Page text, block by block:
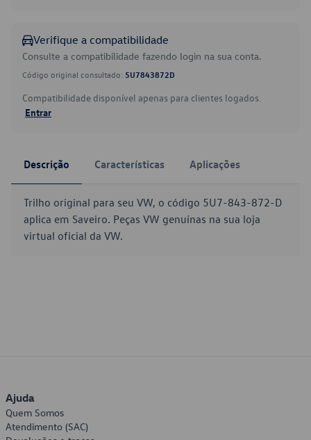
Verifique a compatibilidade
Consulte a compatibilidade fazendo login na sua conta.
Código original consultado: 5U7843872D
Compatibilidade disponível apenas para clientes logados.
Entrar
Descrição Características Aplicações
Trilho original para seu VW, o código 5U7-843-872-D
aplica em Saveiro. Peças VW genuínas na sua loja
virtual oficial da VW.
Ajuda
Quem Somos
Atendimento (SAC)